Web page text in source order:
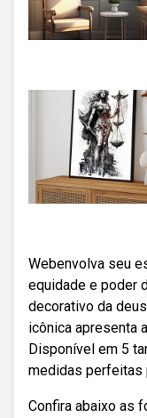
Webenvolva seu
equidade e poder
decorativo da
icônica apresenta
Disponível em 5
medidas perfeitas
Confira abaixo as